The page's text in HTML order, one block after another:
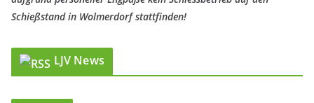
Schießstand in Wolmerdorf stattfinden!
LJV News